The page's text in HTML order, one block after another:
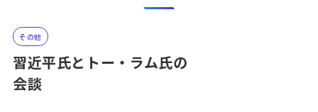
その他
習近平氏とトー・ラム氏の
会談